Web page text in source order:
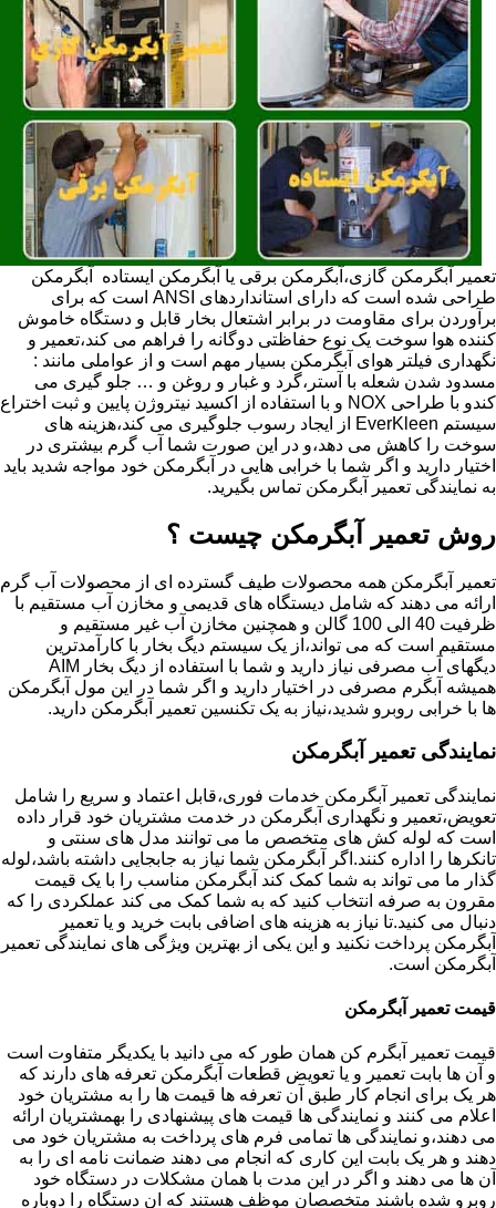
تعمیر آبگرمکن گازی،آبگرمکن برقی یا آبگرمکن ایستاده ​ آبگرمکن
طراحی شده است که دارای استانداردهای ANSI است که برای
برآوردن برای مقاومت در برابر اشتعال بخار قابل و دستگاه خاموش
کننده هوا سوخت یک نوع حفاظتی دوگانه را فراهم می کند،تعمیر و
نگهداری فیلتر هوای آبگرمکن بسیار مهم است و از عواملی مانند :
مسدود شدن شعله با آستر،گرد و غبار و روغن و … جلو گیری می
کندو با طراحی NOX و با استفاده از اکسید نیتروژن پایین و ثبت اختراع
سیستم EverKleen از ایجاد رسوب جلوگیری می کند،هزینه های
سوخت را کاهش می دهد،و در این صورت شما آب گرم بیشتری در
اختیار دارید و اگر شما با خرابی هایی در آبگرمکن خود مواجه شدید باید
به نمایندگی تعمیر آبگرمکن تماس بگیرید.
روش تعمیر آبگرمکن چیست ؟
تعمیر آبگرمکن همه محصولات طیف گسترده ای از محصولات آب گرم
ارائه می دهند که شامل دیستگاه های قدیمی و مخازن آب مستقیم با
ظرفیت 40 الی 100 گالن و همچنین مخازن آب غیر مستقیم و
مستقیم است که می تواند،از یک سیستم دیگ بخار با کارآمدترین
دیگهای آب مصرفی نیاز دارید و شما با استفاده از دیگ بخار AIM
همیشه آبگرم مصرفی در اختیار دارید و اگر شما در این مول آبگرمکن
ها با خرابی روبرو شدید،نیاز به یک تکنسین تعمیر آبگرمکن دارید.
نمایندگی تعمیر آبگرمکن
نمایندگی تعمیر آبگرمکن خدمات فوری،قابل اعتماد و سریع را شامل
تعویض،تعمیر و نگهداری آبگرمکن در خدمت مشتریان خود قرار داده
است که لوله کش های متخصص ما می توانند مدل های سنتی و
تانکرها را اداره کنند.اگر آبگرمکن شما نیاز به جابجایی داشته باشد،لوله
گذار ما می تواند به شما کمک کند آبگرمکن مناسب را با یک قیمت
مقرون به صرفه انتخاب کنید که به شما کمک می کند عملکردی را که
دنبال می کنید.تا نیاز به هزینه های اضافی بابت خرید و یا تعمیر
آبگرمکن پرداخت نکنید و این یکی از بهترین ویژگی های نمایندگی تعمیر
آبگرمکن است.
قیمت تعمیر آبگرمکن
قیمت تعمیر آبگرم کن همان طور که می دانید با یکدیگر متفاوت است
و آن ها بابت تعمیر و یا تعویض قطعات آبگرمکن تعرفه های دارند که
هر یک برای انجام کار طبق آن تعرفه ها قیمت ها را به مشتریان خود
اعلام می کنند و نمایندگی ها قیمت های پیشنهادی را بهمشتریان ارائه
می دهند،و نمایندگی ها تمامی فرم های پرداخت به مشتریان خود می
دهند و هر یک بابت این کاری که انجام می دهند ضمانت نامه ای را به
آن ها می دهند و اگر در این مدت با همان مشکلات در دستگاه خود
روبرو شده باشند متخصصان موظف هستند که ان دستگاه را دوباره